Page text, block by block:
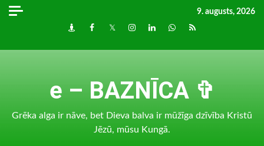
Skip
9. augusts, 2026
DraugiemFacebook
TwitterInstagram
LinkedInwhatsapp
RSS
e – BAZNĪCA ✞
Grēka alga ir nāve, bet Dieva balva ir mūžīga dzīvība Kristū
Jēzū, mūsu Kungā.